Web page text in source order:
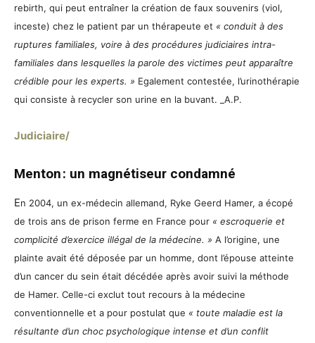
rebirth, qui peut entraîner la création de faux souvenirs (viol,
inceste) chez le patient par un thérapeute et « conduit à des
ruptures familiales, voire à des procédures judiciaires intra-
familiales dans lesquelles la parole des victimes peut apparaître
crédible pour les experts. » Egalement contestée, l’urinothérapie
qui consiste à recycler son urine en la buvant. _A.P.
Judiciaire/
Menton : un magnétiseur condamné
En 2004, un ex-médecin allemand, Ryke Geerd Hamer, a écopé
de trois ans de prison ferme en France pour « escroquerie et
complicité d’exercice illégal de la médecine. » A l’origine, une
plainte avait été déposée par un homme, dont l’épouse atteinte
d’un cancer du sein était décédée après avoir suivi la méthode
de Hamer. Celle-ci exclut tout recours à la médecine
conventionnelle et a pour postulat que « toute maladie est la
résultante d’un choc psychologique intense et d’un conflit